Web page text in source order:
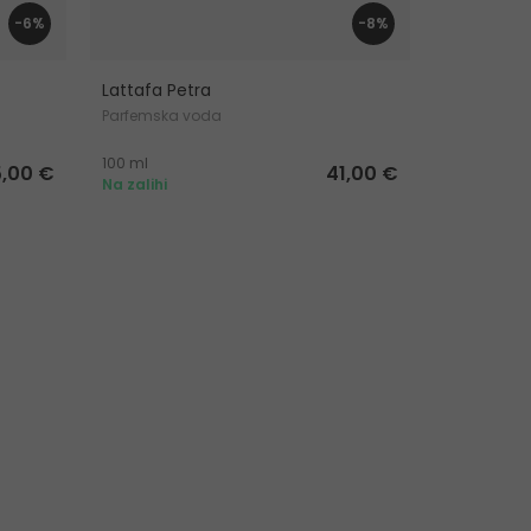
-6%
€
-8%
Lattafa Petra
Parfemska voda
100 ml
Na zalihi
41,00 €